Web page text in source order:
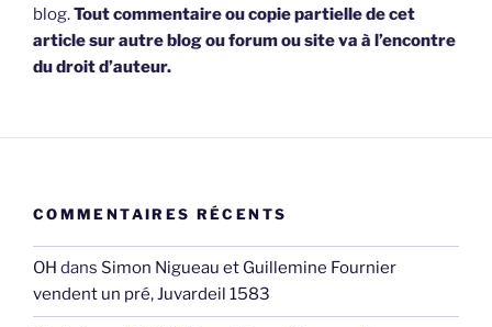
blog.Tout commentaire ou copie partielle de cet
article sur autre blog ou forum ou site va à l’encontre
du droit d’auteur.
COMMENTAIRES RÉCENTS
OH dans Simon Nigueau et Guillemine Fournier
vendent un pré, Juvardeil 1583